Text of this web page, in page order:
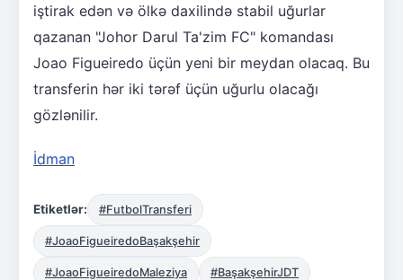
iştirak edən və ölkə daxilində stabil uğurlar
qazanan "Johor Darul Ta'zim FC" komandası
Joao Figueiredo üçün yeni bir meydan olacaq. Bu
transferin hər iki tərəf üçün uğurlu olacağı
gözlənilir.
İdman
Etiketlər: #FutbolTransferi
#JoaoFigueiredoBaşakşehir
#JoaoFigueiredoMaleziya #BaşakşehirJDT